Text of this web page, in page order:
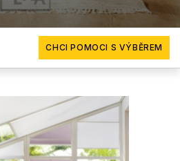
CHCI POMOCI S VÝBĚREM